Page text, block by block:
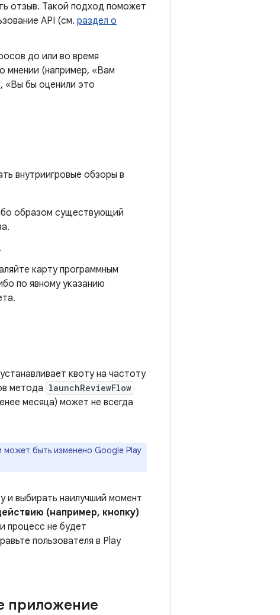
отзыв. Такой подход поможет
API (см. раздел о
до или во время
мнении (например, «Вам
«Вы бы оценили это
внутриигровые обзоры в
образом существующий
карту программным
по явному указанию
квоту на частоту
метода launchReviewFlow
месяца) может не всегда
может быть изменено Google Play
и выбирать наилучший момент
(например, кнопку)
процесс не будет
пользователя в Play
приложение